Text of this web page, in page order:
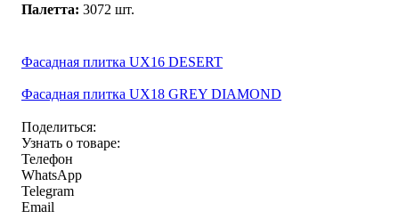
Палетта: 3072 шт.
Фасадная плитка UX16 DESERT
Фасадная плитка UX18 GREY DIAMOND
Поделиться:
Узнать о товаре:
Телефон
WhatsApp
Telegram
Email